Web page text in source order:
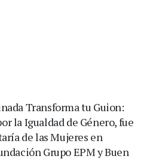
Transforma tu Guion:
la Igualdad de Género, fue
de las Mujeres en
Grupo EPM y Buen